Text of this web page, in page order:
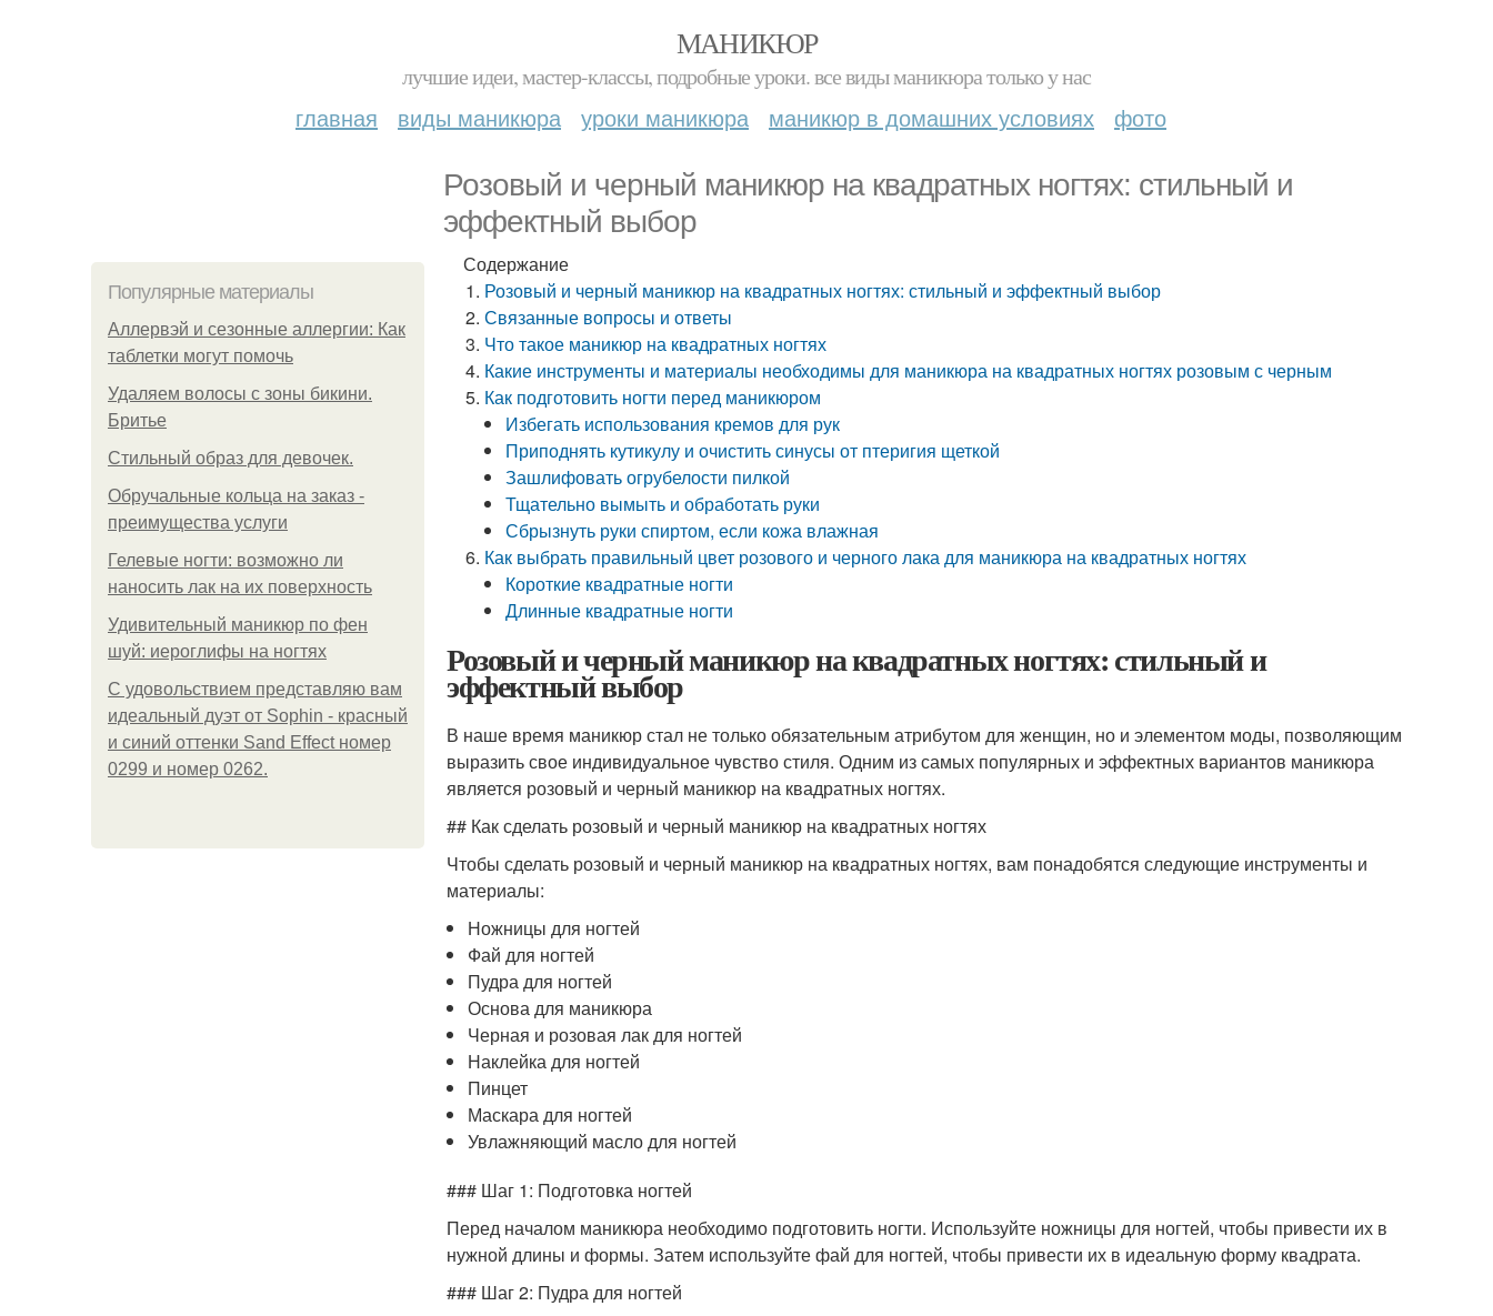
МАНИКЮР
лучшие идеи, мастер-классы, подробные уроки. все виды маникюра только у нас
главная виды маникюра уроки маникюра маникюр в домашних условиях фото
Розовый и черный маникюр на квадратных ногтях: стильный и
эффектный выбор
Популярные материалы
Аллервэй и сезонные аллергии: Как
таблетки могут помочь
Удаляем волосы с зоны бикини.
Бритье
Стильный образ для девочек.
Обручальные кольца на заказ -
преимущества услуги
Гелевые ногти: возможно ли
наносить лак на их поверхность
Удивительный маникюр по фен
шуй: иероглифы на ногтях
С удовольствием представляю вам
идеальный дуэт от Sophin - красный
и синий оттенки Sand Effect номер
0299 и номер 0262.
Содержание
Розовый и черный маникюр на квадратных ногтях: стильный и эффектный выбор
Связанные вопросы и ответы
Что такое маникюр на квадратных ногтях
Какие инструменты и материалы необходимы для маникюра на квадратных ногтях розовым с черным
Как подготовить ногти перед маникюром
Избегать использования кремов для рук
Приподнять кутикулу и очистить синусы от птеригия щеткой
Зашлифовать огрубелости пилкой
Тщательно вымыть и обработать руки
Сбрызнуть руки спиртом, если кожа влажная
Как выбрать правильный цвет розового и черного лака для маникюра на квадратных ногтях
Короткие квадратные ногти
Длинные квадратные ногти
Розовый и черный маникюр на квадратных ногтях: стильный и
эффектный выбор
В наше время маникюр стал не только обязательным атрибутом для женщин, но и элементом моды, позволяющим
выразить свое индивидуальное чувство стиля. Одним из самых популярных и эффектных вариантов маникюра
является розовый и черный маникюр на квадратных ногтях.
## Как сделать розовый и черный маникюр на квадратных ногтях
Чтобы сделать розовый и черный маникюр на квадратных ногтях, вам понадобятся следующие инструменты и
материалы:
Ножницы для ногтей
Фай для ногтей
Пудра для ногтей
Основа для маникюра
Черная и розовая лак для ногтей
Наклейка для ногтей
Пинцет
Маскара для ногтей
Увлажняющий масло для ногтей
### Шаг 1: Подготовка ногтей
Перед началом маникюра необходимо подготовить ногти. Используйте ножницы для ногтей, чтобы привести их в
нужной длины и формы. Затем используйте фай для ногтей, чтобы привести их в идеальную форму квадрата.
### Шаг 2: Пудра для ногтей